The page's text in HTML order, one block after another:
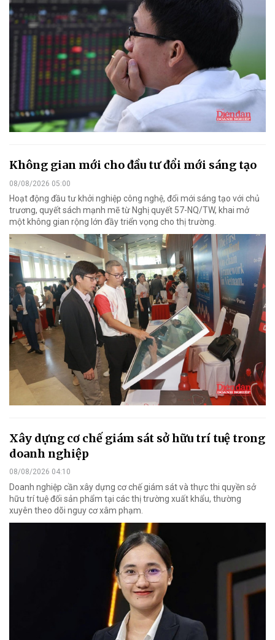
Không gian mới cho đầu tư đổi mới sáng tạo
08/08/2026 05:00
Hoạt động đầu tư khởi nghiệp công nghệ, đổi mới sáng tạo với chủ
trương, quyết sách mạnh mẽ từ Nghị quyết 57-NQ/TW, khai mở
một không gian rộng lớn đầy triển vọng cho thị trường.
Xây dựng cơ chế giám sát sở hữu trí tuệ trong
doanh nghiệp
08/08/2026 04:10
Doanh nghiệp cần xây dựng cơ chế giám sát và thực thi quyền sở
hữu trí tuệ đối sản phẩm tại các thị trường xuất khẩu, thường
xuyên theo dõi nguy cơ xâm phạm.